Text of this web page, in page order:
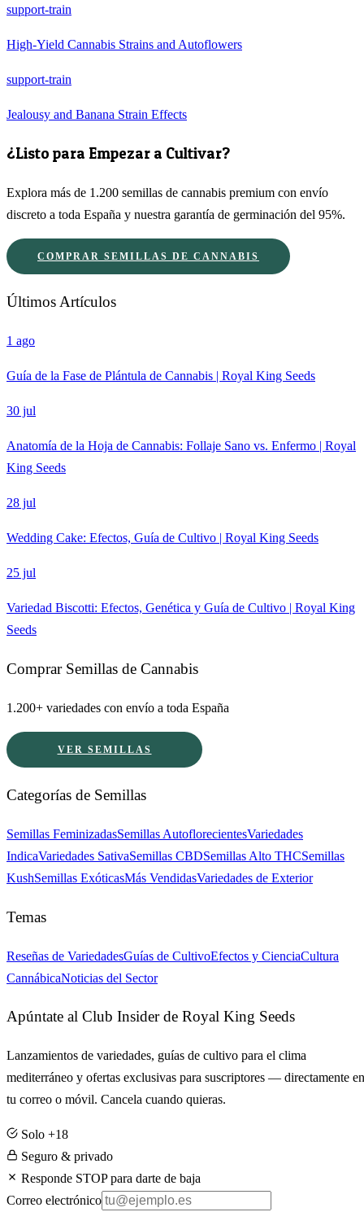
support-train
High-Yield Cannabis Strains and Autoflowers
support-train
Jealousy and Banana Strain Effects
¿Listo para Empezar a Cultivar?
Explora más de 1.200 semillas de cannabis premium con envío
discreto a toda España y nuestra garantía de germinación del 95%.
COMPRAR SEMILLAS DE CANNABIS
Últimos Artículos
1 ago
Guía de la Fase de Plántula de Cannabis | Royal King Seeds
30 jul
Anatomía de la Hoja de Cannabis: Follaje Sano vs. Enfermo | Royal
King Seeds
28 jul
Wedding Cake: Efectos, Guía de Cultivo | Royal King Seeds
25 jul
Variedad Biscotti: Efectos, Genética y Guía de Cultivo | Royal King
Seeds
Comprar Semillas de Cannabis
1.200+ variedades con envío a toda España
VER SEMILLAS
Categorías de Semillas
Semillas FeminizadasSemillas AutoflorecientesVariedades
IndicaVariedades SativaSemillas CBDSemillas Alto THCSemillas
KushSemillas ExóticasMás VendidasVariedades de Exterior
Temas
Reseñas de VariedadesGuías de CultivoEfectos y CienciaCultura
CannábicaNoticias del Sector
Apúntate al Club Insider de Royal King Seeds
Lanzamientos de variedades, guías de cultivo para el clima
mediterráneo y ofertas exclusivas para suscriptores — directamente en
tu correo o móvil. Cancela cuando quieras.
Solo +18
Seguro & privado
Responde STOP para darte de baja
Correo electrónico